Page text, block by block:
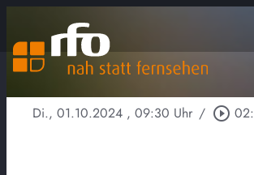
Di., 01.10.2024 , 09:30 Uhr / play_circle_outline